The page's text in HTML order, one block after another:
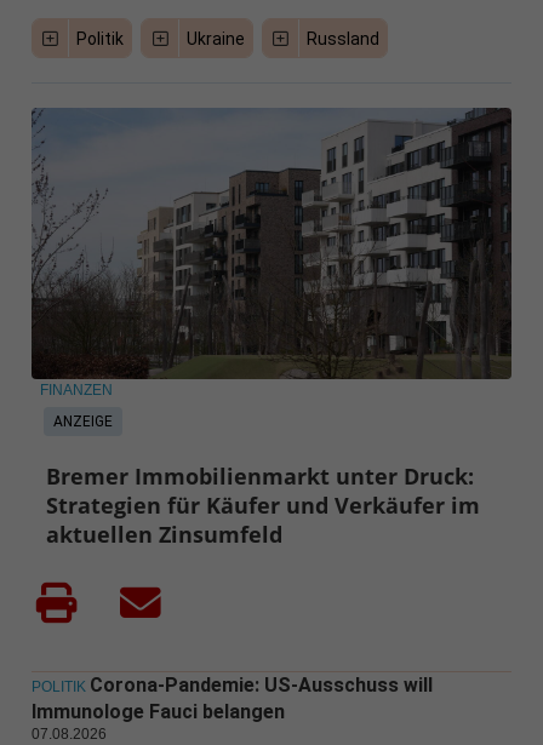
Politik Ukraine Russland
ANZEIGE
FINANZEN
Bremer Immobilienmarkt unter Druck:
Strategien für Käufer und Verkäufer im
aktuellen Zinsumfeld
POLITIK Corona-Pandemie: US-Ausschuss will
Immunologe Fauci belangen
07.08.2026